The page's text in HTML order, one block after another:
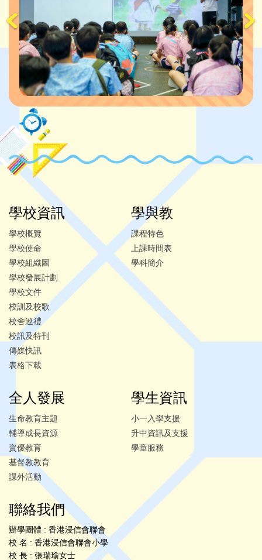
學校資訊
學校概覽
學校使命
學校組織圖
學校發展計劃
學校文件
校訓及校歌
校舍巡禮
校訊及特刊
傳媒快訊
表格下載
學與教
課程特色
上課時間表
學科簡介
全人發展
生命教育主題
輔導成長資源
資優教育
基督教教育
課外活動
學生資訊
小一入學支援
升中資訊及支援
學童服務
聯絡我們
辦學團體 : 香港浸信會聯會
校 名 : 香港浸信會聯會小學
校 長 : 張瑞瑜女士